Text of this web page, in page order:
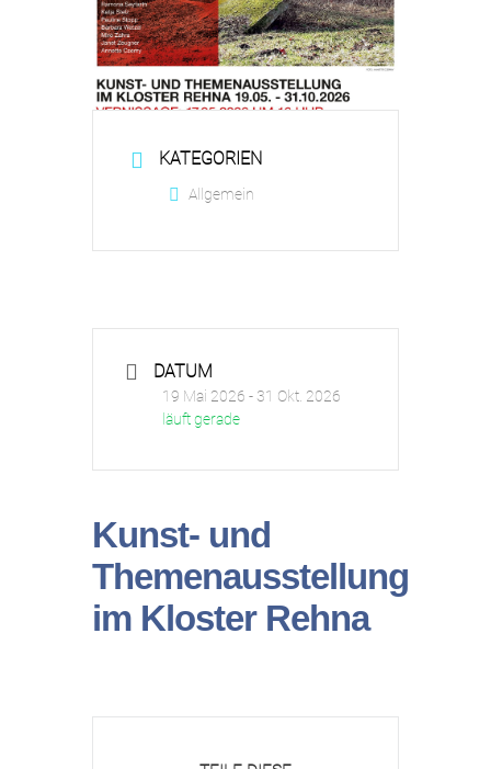
KATEGORIEN
Allgemein
DATUM
19 Mai 2026 - 31 Okt. 2026
läuft gerade
Kunst- und
Themenausstellung
im Kloster Rehna